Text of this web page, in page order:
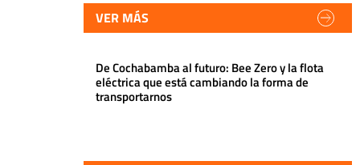
VER MÁS
De Cochabamba al futuro: Bee Zero y la flota
eléctrica que está cambiando la forma de
transportarnos